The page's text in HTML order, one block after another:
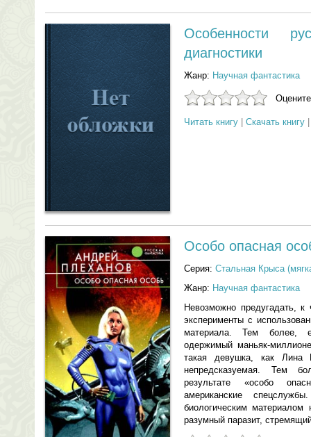
Особенности
диагностики
Жанр: Научная фантастика
Читать книгу Скачать книгу
Особо опасная
Серия: Стальная Крыса
Жанр: Научная фантастика
Невозможно предугадать, к
эксперименты с
материала. Тем более,
одержимый маньяк-
такая девушка, как
непредсказуемая. Тем
результате «особо
американские
биологическим
разумный паразит,